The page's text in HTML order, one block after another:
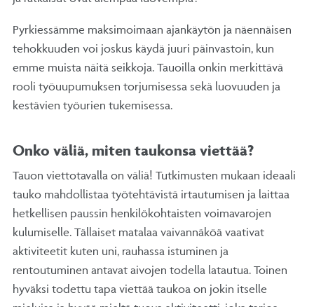
Pyrkiessämme maksimoimaan ajankäytön ja näennäisen
tehokkuuden voi joskus käydä juuri päinvastoin, kun
emme muista näitä seikkoja. Tauoilla onkin merkittävä
rooli työuupumuksen torjumisessa sekä luovuuden ja
kestävien työurien tukemisessa.
Onko väliä, miten taukonsa viettää?
Tauon viettotavalla on väliä! Tutkimusten mukaan ideaali
tauko mahdollistaa työtehtävistä irtautumisen ja laittaa
hetkellisen paussin henkilökohtaisten voimavarojen
kulumiselle. Tällaiset matalaa vaivannäköä vaativat
aktiviteetit kuten uni, rauhassa istuminen ja
rentoutuminen antavat aivojen todella latautua. Toinen
hyväksi todettu tapa viettää taukoa on jokin itselle